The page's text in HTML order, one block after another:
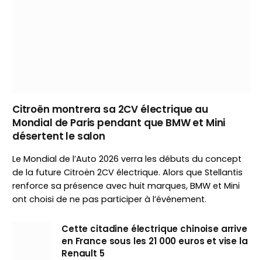
Citroën montrera sa 2CV électrique au
Mondial de Paris pendant que BMW et Mini
désertent le salon
Le Mondial de l’Auto 2026 verra les débuts du concept
de la future Citroën 2CV électrique. Alors que Stellantis
renforce sa présence avec huit marques, BMW et Mini
ont choisi de ne pas participer à l’événement.
Cette citadine électrique chinoise arrive
en France sous les 21 000 euros et vise la
Renault 5